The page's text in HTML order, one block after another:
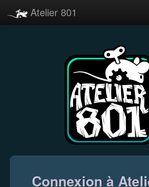
Atelier 801
Connexion à